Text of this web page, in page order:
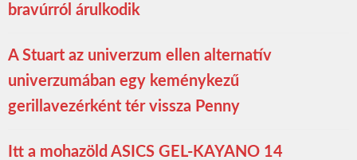
bravúrról árulkodik
A Stuart az univerzum ellen alternatív
univerzumában egy keménykezű
gerillavezérként tér vissza Penny
Itt a mohazöld ASICS GEL-KAYANO 14